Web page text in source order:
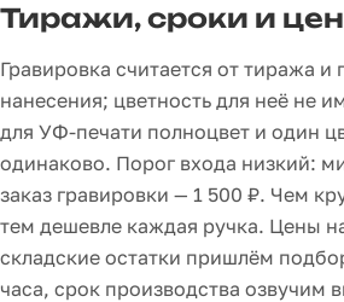
Тиражи, сроки и
Гравировка считается от тиража и
нанесения; цветность для неё не
для УФ-печати полноцвет и один
одинаково. Порог входа низкий:
заказ гравировки — 1 500 ₽. Чем
тем дешевле каждая ручка. Цены
складские остатки пришлём
часа, срок производства озвучим